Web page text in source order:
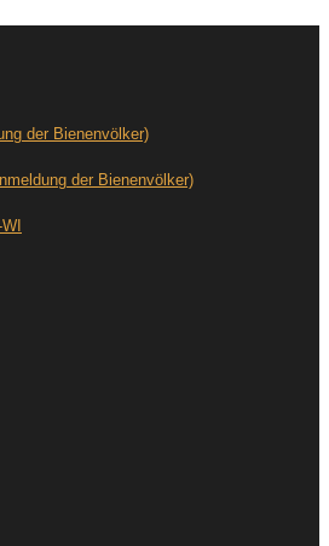
der Bienenvölker)
der Bienenvölker)